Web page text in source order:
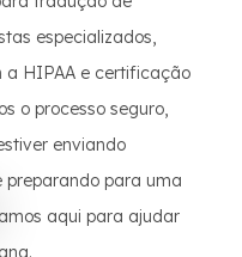
especializados,
a HIPAA e certificação
o processo seguro,
enviando
preparando para uma
aqui para ajudar